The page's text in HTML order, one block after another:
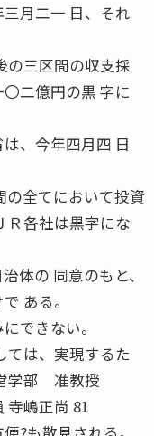
月二一 日、それ
の三区間の収支採
二億円の黒 字に
、今年四月四 日
の全てにおいて投資
Ｒ各社は黒字にな
体の 同意のもと、
ある。
できない。
ては、実現するた
学部 准教授
寺嶋正尚 81